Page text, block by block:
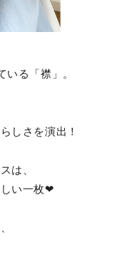
いる「襟」。
しさを演出！
は、
い一枚❤︎